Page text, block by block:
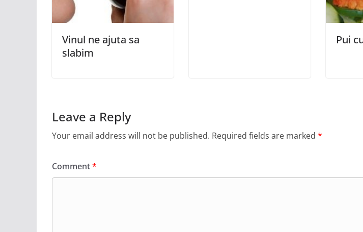
Vinul ne ajuta sa
slabim
Pui
Leave a Reply
Your email address will not be published. Required fields are marked *
Comment*